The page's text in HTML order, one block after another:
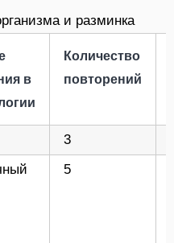
и разминка
в
Количество
повторений
3
5